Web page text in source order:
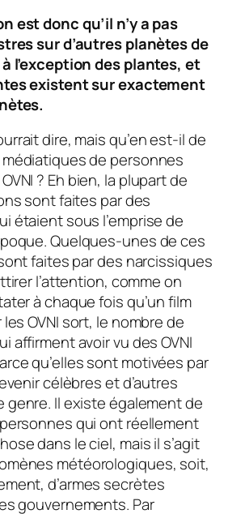
est donc qu’il n’y a pas
sur d’autres planètes de
l’exception des plantes, et
existent sur exactement
dire, mais qu’en est-il de
de personnes
? Eh bien, la plupart de
sont faites par des
étaient sous l’emprise de
Quelques-unes de ces
faites par des narcissiques
l’attention, comme on
à chaque fois qu’un film
OVNI sort, le nombre de
affirment avoir vu des OVNI
qu’elles sont motivées par
célèbres et d’autres
genre. Il existe également de
qui ont réellement
dans le ciel, mais il s’agit
météorologiques, soit,
d’armes secrètes
gouvernements. Par